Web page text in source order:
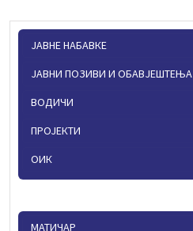
ЈАВНЕ НАБАВКЕ
ЈАВНИ ПОЗИВИ И ОБАВЈЕШТЕЊА
ВОДИЧИ
ПРОЈЕКТИ
ОИК
МАТИЧАР